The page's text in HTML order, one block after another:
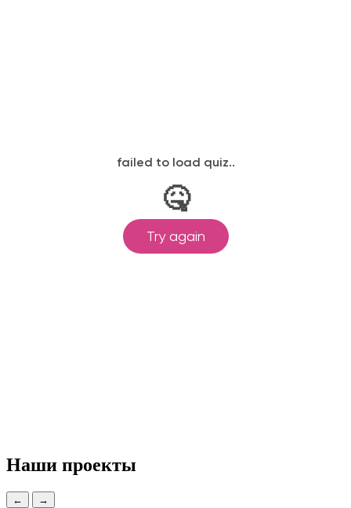
Наши проекты
← →